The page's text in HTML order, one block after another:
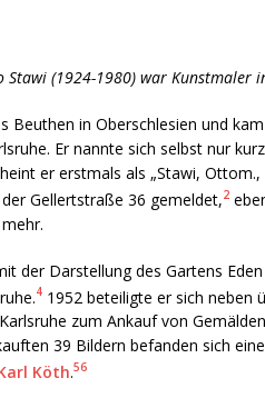
(1924-1980) war Kunstmaler
in Oberschlesien und
Er nannte sich selbst nur
er erstmals als „Stawi, Ottom.,
Gellertstraße 36 gemeldet,2
der Darstellung des Gartens
4 1952 beteiligte er sich neben
zum Ankauf von
39 Bildern befanden sich
Köth.56